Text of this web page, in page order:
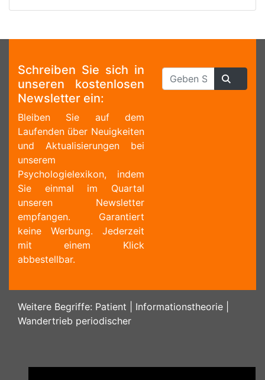
Schreiben Sie sich in
unseren kostenlosen
Newsletter ein:
Bleiben Sie auf dem
Laufenden über Neuigkeiten
und Aktualisierungen bei
unserem
Psychologielexikon, indem
Sie einmal im Quartal
unseren Newsletter
empfangen. Garantiert
keine Werbung. Jederzeit
mit einem Klick
abbestellbar.
Weitere Begriffe: Patient Informationstheorie
Wandertrieb periodischer